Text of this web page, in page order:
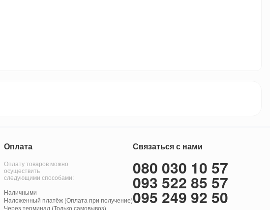
Оплата
Оплату товаров можно
осуществить
следующими способами:
Наличными
Наложенный платёж (Оплата при получение)
Через терминал (Только самовывоз)
Связаться с нами
080 030 10 57
093 522 85 57
095 249 92 50